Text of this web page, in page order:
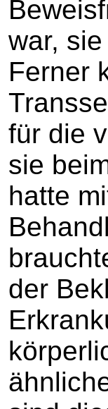
war,
Ferner
für die
sie
hatte
der